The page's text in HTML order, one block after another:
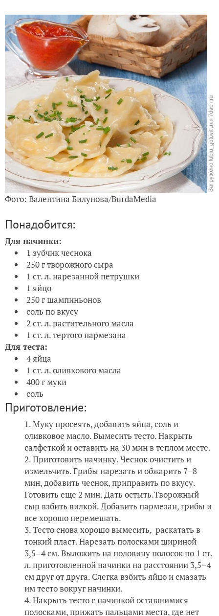
Фото: Валентина Билунова/BurdaMedia
Понадобится:
Для начинки:
1 зубчик чеснока
250 г творожного сыра
1 ст. л. нарезанной петрушки
1 яйцо
250 г шампиньонов
соль по вкусу
2 ст. л. растительного масла
1 ст. л. тертого пармезана
Для теста:
4 яйца
1 ст. л. оливкового масла
400 г муки
соль
Приготовление:
Муку просеять, добавить яйца, соль и
оливковое масло. Вымесить тесто. Накрыть
салфеткой и оставить на 30 мин в теплом месте.
Приготовить начинку. Чеснок очистить и
измельчить. Грибы нарезать и обжарить 7–8
мин, добавить чеснок, приправить по вкусу.
Готовить еще 2 мин. Дать остыть.Творожный
сыр взбить вилкой. Добавить пармезан, грибы и
все хорошо перемешать.
Тесто снова хорошо вымесить, раскатать в
тонкий пласт. Нарезать полосками шириной
3,5–4 см. Выложить на половину полосок по 1 ст.
л. приготовленной начинки на расстоянии 3,5–4
см друг от друга. Слегка взбить яйцо и смазать
им тесто вокруг начинки.
Накрыть тесто с начинкой оставшимися
полосками, прижать пальцами места, где нет